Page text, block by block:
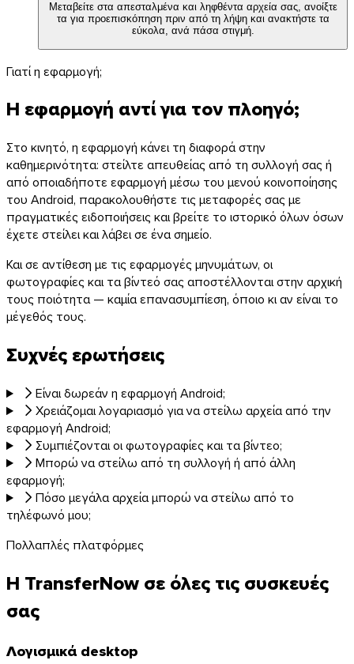
Το TransferNow σε όλες τις συσκευές σας
Υπολογιστής, κινητό, πρόγραμμα περιήγησης και e-mail —
Όλες οι εφαρμογές
Ανακαλύψτε το API
Δοκιμάστε το API
TransferNow API
δωρεάν δοκιμή.
Μεταβείτε στα απεσταλμένα και ληφθέντα αρχεία σας, ανοίξτε
τα για προεπισκόπηση πριν από τη λήψη και ανακτήστε τα
εύκολα, ανά πάσα στιγμή.
Γιατί η εφαρμογή;
Η εφαρμογή αντί για τον πλοηγό;
Στο κινητό, η εφαρμογή κάνει τη διαφορά στην
καθημερινότητα: στείλτε απευθείας από τη συλλογή σας ή
από οποιαδήποτε εφαρμογή μέσω του μενού κοινοποίησης
του Android, παρακολουθήστε τις μεταφορές σας με
πραγματικές ειδοποιήσεις και βρείτε το ιστορικό όλων όσων
έχετε στείλει και λάβει σε ένα σημείο.
Και σε αντίθεση με τις εφαρμογές μηνυμάτων, οι
φωτογραφίες και τα βίντεό σας αποστέλλονται στην αρχική
τους ποιότητα — καμία επανασυμπίεση, όποιο κι αν είναι το
μέγεθός τους.
Συχνές ερωτήσεις
Είναι δωρεάν η εφαρμογή Android;
Χρειάζομαι λογαριασμό για να στείλω αρχεία από την
εφαρμογή Android;
Συμπιέζονται οι φωτογραφίες και τα βίντεο;
Μπορώ να στείλω από τη συλλογή ή από άλλη
εφαρμογή;
Πόσο μεγάλα αρχεία μπορώ να στείλω από το
τηλέφωνό μου;
Πολλαπλές πλατφόρμες
Η TransferNow σε όλες τις συσκευές
σας
Λογισμικά desktop